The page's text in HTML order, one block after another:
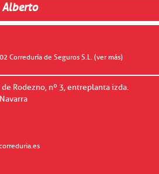
Correduría de Seguros S.L. (ver más)
de Rodezno, nº 3, entreplanta izda.